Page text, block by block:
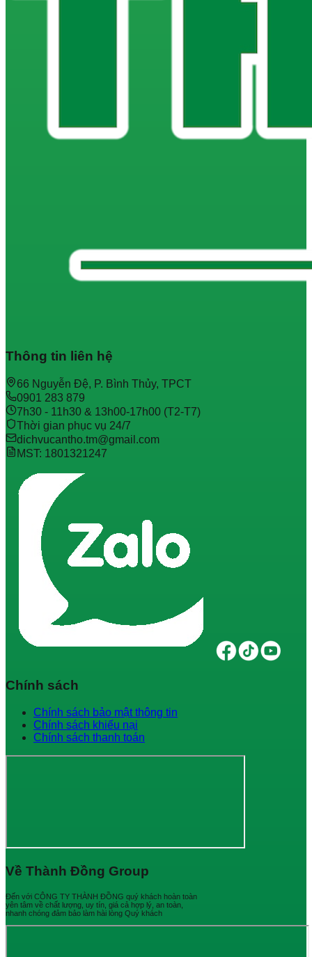
Thông tin liên hệ
66 Nguyễn Đệ, P. Bình Thủy, TPCT
0901 283 879
7h30 - 11h30 & 13h00-17h00 (T2-T7)
Thời gian phục vụ 24/7
dichvucantho.tm@gmail.com
MST: 1801321247
Chính sách
Chính sách bảo mật thông tin
Chính sách khiếu nại
Chính sách thanh toán
Về Thành Đồng Group
Đến với CÔNG TY THÀNH ĐỒNG quý khách hoàn toàn
yên tâm về chất lượng, uy tín, giá cả hợp lý, an toàn,
nhanh chóng đảm bảo làm hài lòng Quý khách